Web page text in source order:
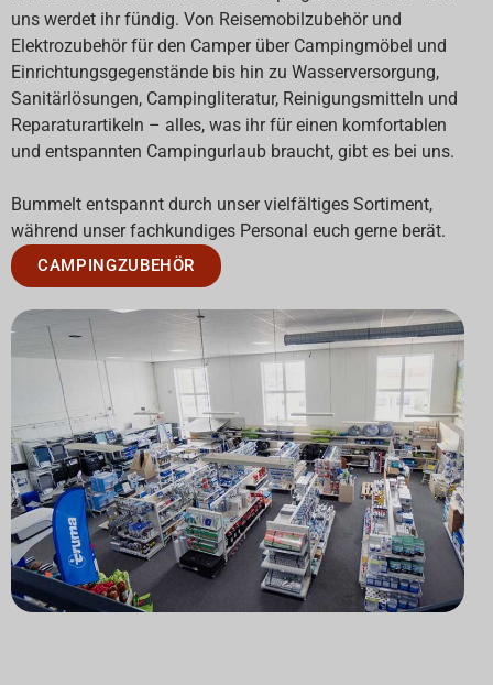
uns werdet ihr fündig. Von Reisemobilzubehör und
Elektrozubehör für den Camper über Campingmöbel und
Einrichtungsgegenstände bis hin zu Wasserversorgung,
Sanitärlösungen, Campingliteratur, Reinigungsmitteln und
Reparaturartikeln – alles, was ihr für einen komfortablen
und entspannten Campingurlaub braucht, gibt es bei uns.
Bummelt entspannt durch unser vielfältiges Sortiment,
während unser fachkundiges Personal euch gerne berät.
CAMPINGZUBEHÖR